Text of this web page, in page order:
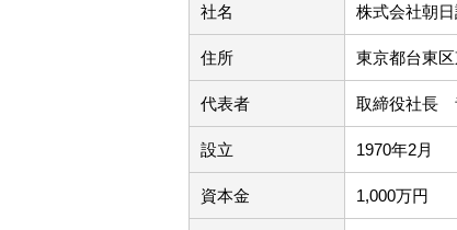
社名 株式会社朝
住所 東京都台東
代表者 取締役社長
設立 1970年2月
資本金 1,000万円